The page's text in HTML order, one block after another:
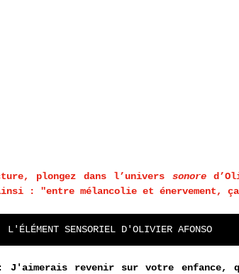
plongez dans l’univers sonore
L'ÉLÉMENT SENSORIEL D'OLIVIER AFONSO
J'aimerais revenir sur votre enfance,